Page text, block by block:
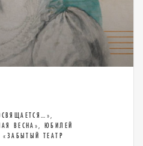
ВЕСНА», ЮБИЛЕЙ
«ЗАБЫТЫЙ ТЕАТР